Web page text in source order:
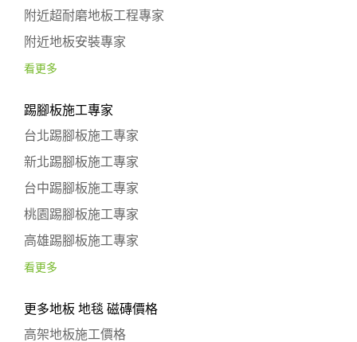
附近超耐磨地板工程專家
附近地板安裝專家
看更多
踢腳板施工專家
台北踢腳板施工專家
新北踢腳板施工專家
台中踢腳板施工專家
桃園踢腳板施工專家
高雄踢腳板施工專家
看更多
更多地板 地毯 磁磚價格
高架地板施工價格